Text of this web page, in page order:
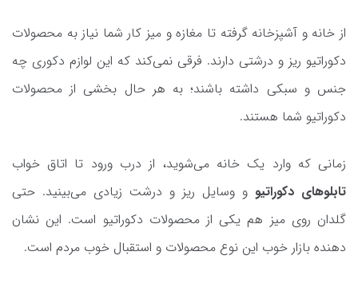
از خانه و آشپزخانه گرفته تا مغازه و میز کار شما نیاز به محصولات
دکوراتیو ریز و درشتی دارند. فرقی نمی‌کند که این لوازم دکوری چه
جنس و سبکی داشته باشند؛ به هر حال بخشی از محصولات
دکوراتیو شما هستند.
زمانی که وارد یک خانه می‌شوید، از درب ورود تا اتاق خواب
تابلوهای دکوراتیو و وسایل ریز و درشت زیادی می‌بینید. حتی
گلدان روی میز هم یکی از محصولات دکوراتیو است. این نشان
دهنده بازار خوب این نوع محصولات و استقبال خوب مردم است.